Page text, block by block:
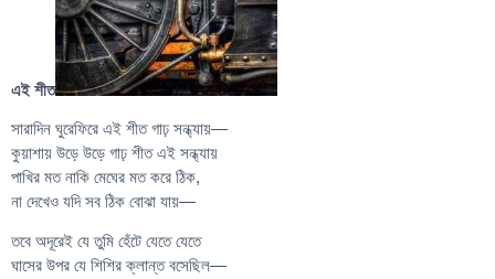
এই শীত
সারাদিন ঘুরেফিরে এই শীত গাঢ় সন্ধ্যায়—
কুয়াশায় উড়ে উড়ে গাঢ় শীত এই সন্ধ্যায়
পাখির মত নাকি মেঘের মত করে ঠিক,
না দেখেও যদি সব ঠিক বোঝা যায়—
তবে অদূরেই যে তুমি হেঁটে যেতে যেতে
ঘাসের উপর যে শিশির ক্লান্ত বসেছিল—